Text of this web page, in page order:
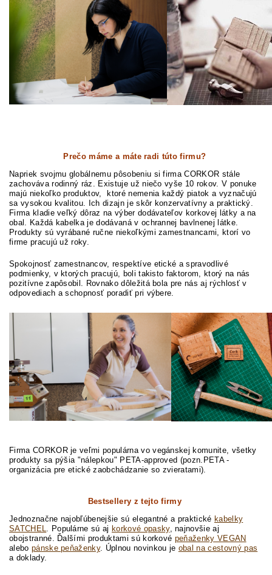
Prečo máme a máte radi túto firmu?
Napriek svojmu globálnemu pôsobeniu si firma CORKOR stále
zachováva rodinný ráz. Existuje už niečo vyše 10 rokov. V ponuke
majú niekoľko produktov, ktoré nemenia každý piatok a vyznačujú
sa vysokou kvalitou. Ich dizajn je skôr konzervatívny a praktický.
Firma kladie veľký dôraz na výber dodávateľov korkovej látky a na
obal. Každá kabelka je dodávaná v ochrannej bavlnenej látke.
Produkty sú vyrábané ručne niekoľkými zamestnancami, ktorí vo
firme pracujú už roky.
Spokojnosť zamestnancov, respektíve etické a spravodlivé
podmienky, v ktorých pracujú, boli takisto faktorom, ktorý na nás
pozitívne zapôsobil. Rovnako dôležitá bola pre nás aj rýchlosť v
odpovediach a schopnosť poradiť pri výbere.
Firma CORKOR je veľmi populárna vo vegánskej komunite, všetky
produkty sa pýšia "nálepkou" PETA-approved (pozn.PETA -
organizácia pre etické zaobchádzanie so zvieratami).
Bestsellery z tejto firmy
Jednoznačne najobľúbenejšie sú elegantné a praktické kabelky
SATCHEL. Populárne sú aj korkové opasky, najnovšie aj
obojstranné. Ďalšími produktami sú korkové peňaženky VEGAN
alebo pánske peňaženky. Úplnou novinkou je obal na cestovný pas
a doklady.